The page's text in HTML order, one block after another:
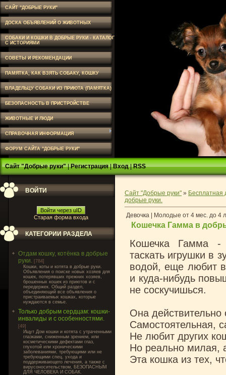
САЙТ "ДОБРЫЕ РУКИ"
ДОСКА ОБЪЯВЛЕНИЙ О ЖИВОТНЫХ
СОБАКИ И КОШКИ В ДОБРЫЕ РУКИ - КАТАЛОГ
С ИСТОРИЯМИ
СОВЕТЫ И РЕКОМЕНДАЦИИ
ПАМЯТКА, КАК ВЗЯТЬ СОБАКУ, КОШКУ
ВЛАДЕЛЬЦУ СОБАКИ ИЗ ПРИЮТА (ПАМЯТКА)
БЕЗОПАСНОСТЬ В ПРИСТРОЙСТВЕ
ЖИВОТНЫЕ И ЛЮДИ
СПРАВОЧНАЯ ИНФОРМАЦИЯ
ФОРУМ САЙТА "ДОБРЫЕ РУКИ"
Сайт "Добрые руки"|Регистрация|Вход|RSS
ВОЙТИ
Войти через uID
Старая форма входа
КАТЕГОРИИ РАЗДЕЛА
Отдам кошку, котёнка в добрые
руки. [784]
Кошки, коты и котята в добрые руки.
Объявления о поиске новых хозяев для
кошек, потерявших прежних хозяев,
брошенных кошек из приютов и с
передержек. Общий раздел,
объединяющий все объявления о
пристраиваемых кошках, которые
нуждаются в семье.
Только добрым сердцам: кошки-
инвалиды и с особенностями.
[49]
Ищут Дом кошки и котята с утраченными
глазками, сниженным зрением, или
косметическими дефектами глаз,
глухотой или хроническими
заболеваниями, требующими или не
требующими спец. ухода и
поддерживающего лечения, а также с
вирусоносительством, БЕЗОПАСНЫМ
ДЛЯ ЧЕЛОВЕКА И СОБАК.
Сайт "Добрые руки" » Бесплатная
добрые руки.
Девочка | Молодые от 4 мес. до 4
Кошечка Гамма в
Кошечка Гамма -
таскать игрушки в
водой, еще любит
и куда-нибудь
не соскучишься.
Она действительно
Самостоятельная,
Не любит других
Но реально милая,
Эта кошка из тех,